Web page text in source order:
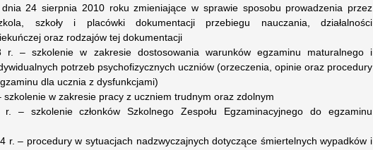
dnia 24 sierpnia 2010 roku zmieniające w sprawie sposobu prowadzenia przez
szkoły i placówki dokumentacji przebiegu nauczania, działalności
oraz rodzajów tej dokumentacji
r. – szkolenie w zakresie dostosowania warunków egzaminu maturalnego i
potrzeb psychofizycznych uczniów (orzeczenia, opinie oraz procedury
dla ucznia z dysfunkcjami)
szkolenie w zakresie pracy z uczniem trudnym oraz zdolnym
– szkolenie członków Szkolnego Zespołu Egzaminacyjnego do egzaminu
r. – procedury w sytuacjach nadzwyczajnych dotyczące śmiertelnych wypadków i